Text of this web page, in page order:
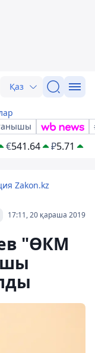
Қаз
€541.64 ₽5.71
Zakon.kz
17:11, 20 қараша 2019
"ӨКМ